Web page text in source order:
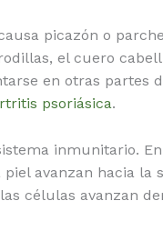
picazón o
el cuero
en otras partes
psoriásica.
inmunitario.
avanzan hacia
células avanzan